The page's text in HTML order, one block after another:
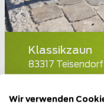
Klassikzaun
83317 Teisendorf
Wir verwenden